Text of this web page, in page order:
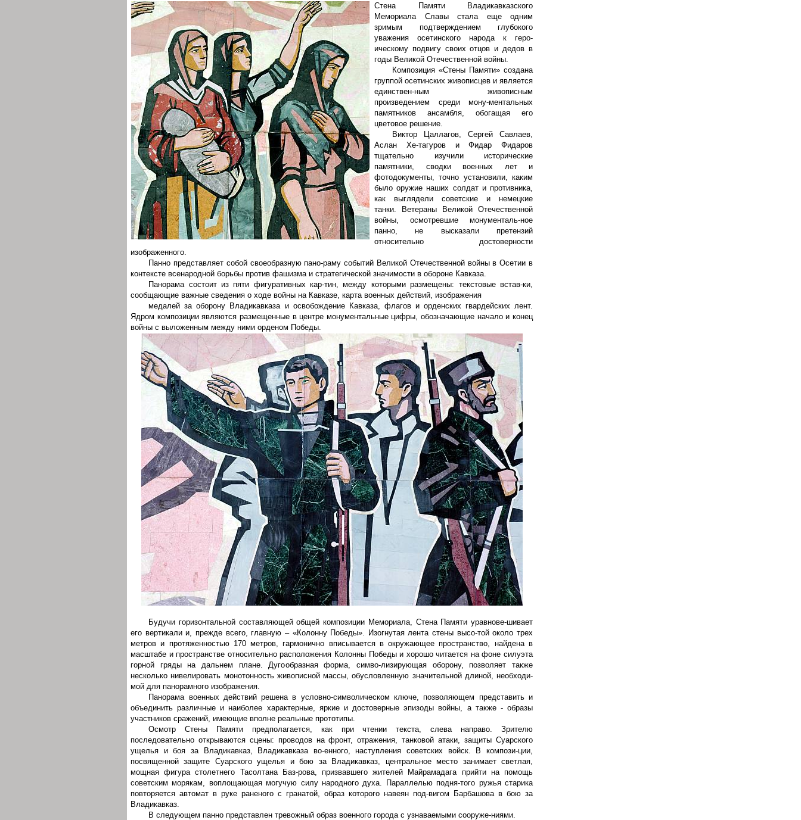
Стена Памяти Владикавказского
Мемориала Славы стала еще одним
зримым подтверждением глубокого
уважения осетинского народа к геро-
ическому подвигу своих отцов и дедов в
годы Великой Отечественной войны.
Композиция «Стены Памяти» создана
группой осетинских живописцев и является
единствен-ным живописным
произведением среди мону-ментальных
памятников ансамбля, обогащая его
цветовое решение.
Виктор Цаллагов, Сергей Савлаев,
Аслан Хе-тагуров и Фидар Фидаров
тщательно изучили исторические
памятники, сводки военных лет и
фотодокументы, точно установили, каким
было оружие наших солдат и противника,
как выглядели советские и немецкие
танки. Ветераны Великой Отечественной
войны, осмотревшие монументаль-ное
панно, не высказали претензий
относительно достоверности
изображенного.
Панно представляет собой своеобразную пано-раму событий Великой Отечественной войны в Осетии в
контексте всенародной борьбы против фашизма и стратегической значимости в обороне Кавказа.
Панорама состоит из пяти фигуративных кар-тин, между которыми размещены: текстовые встав-ки,
сообщающие важные сведения о ходе войны на Кавказе, карта военных действий, изображения
медалей за оборону Владикавказа и освобождение Кавказа, флагов и орденских гвардейских лент.
Ядром композиции являются размещенные в центре монументальные цифры, обозначающие начало и конец
войны с выложенным между ними орденом Победы.
Будучи горизонтальной составляющей общей композиции Мемориала, Стена Памяти уравнове-шивает
его вертикали и, прежде всего, главную – «Колонну Победы». Изогнутая лента стены высо-той около трех
метров и протяженностью 170 метров, гармонично вписывается в окружающее пространство, найдена в
масштабе и пространстве относительно расположения Колонны Победы и хорошо читается на фоне силуэта
горной гряды на дальнем плане. Дугообразная форма, симво-лизирующая оборону, позволяет также
несколько нивелировать монотонность живописной массы, обусловленную значительной длиной, необходи-
мой для панорамного изображения.
Панорама военных действий решена в условно-символическом ключе, позволяющем представить и
объединить различные и наиболее характерные, яркие и достоверные эпизоды войны, а также - образы
участников сражений, имеющие вполне реальные прототипы.
Осмотр Стены Памяти предполагается, как при чтении текста, слева направо. Зрителю
последовательно открываются сцены: проводов на фронт, отражения, танковой атаки, защиты Суарского
ущелья и боя за Владикавказ, Владикавказа во-енного, наступления советских войск. В компози-ции,
посвященной защите Суарского ущелья и бою за Владикавказ, центральное место занимает светлая,
мощная фигура столетнего Тасолтана Баз-рова, призвавшего жителей Майрамадага прийти на помощь
советским морякам, воплощающая могучую силу народного духа. Параллелью подня-того ружья старика
повторяется автомат в руке раненого с гранатой, образ которого навеян под-вигом Барбашова в бою за
Владикавказ.
В следующем панно представлен тревожный образ военного города с узнаваемыми сооруже-ниями.